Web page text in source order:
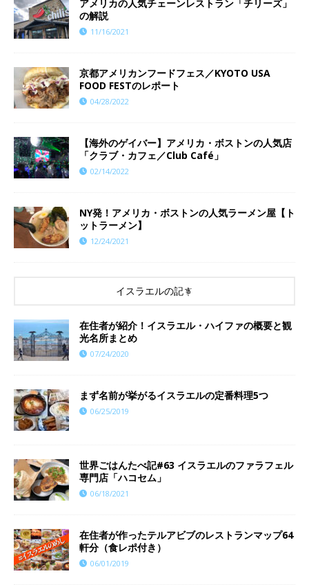
アメリカの人気チェーンレストラン「チリーズ」
の解説
11/16/2021
京都アメリカンフードフェス／KYOTO USA
FOOD FESTのレポート
04/28/2022
【海外のゲイバー】アメリカ・ボストンの人気店
「クラブ・カフェ／Club Café」
02/14/2022
NY発！アメリカ・ボストンの人気ラーメン屋【ト
ットラーメン】
12/24/2021
イスラエルの記事
在住者が紹介！イスラエル・ハイファの概要と観
光名所まとめ
07/24/2020
まず名前が挙がるイスラエルの定番料理5つ
06/25/2019
世界ごはんたべ記#63 イスラエルのファラフェル
専門店「ハコセム」
06/18/2021
在住者が作ったテルアビブのレストランマップ64
軒分（食レポ付き）
06/01/2019